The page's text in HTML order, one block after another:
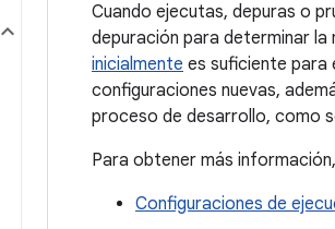
Cuando ejecutas, depuras o
depuración para determinar la
inicialmente es suficiente para
configuraciones nuevas,
proceso de desarrollo, como
Para obtener más
Configuraciones de